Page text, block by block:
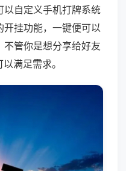
以自定义手机打牌系统
挂功能，一键便可以
管你是想分享给好友
满足需求。